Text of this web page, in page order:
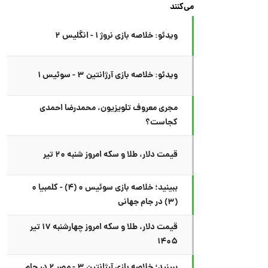
می‌کنند
ویدئو: خلاصه بازی نروژ ۱ - انگلیس ۲
ویدئو: خلاصه بازی آرژانتین ۳ - سوئیس ۱
مجری معروف تلویزیون، محمدرضا احمدی
کجاست؟
قیمت دلار، طلا و سکه امروز شنبه ۲۰ تیر
ببینید؛ خلاصه بازی سوئیس ۰ (۴) - کلمبیا ۰
(۳) در جام جهانی
قیمت دلار، طلا و سکه امروز چهارشنبه ۱۷ تیر
۱۴۰۵